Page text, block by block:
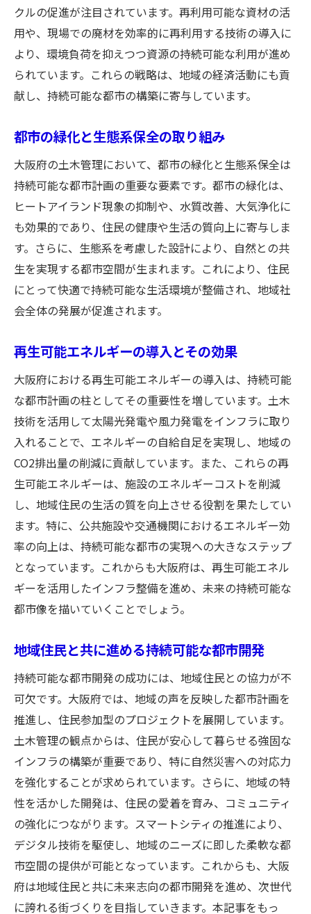
クルの促進が注目されています。再利用可能な資材の活
用や、現場での廃材を効率的に再利用する技術の導入に
より、環境負荷を抑えつつ資源の持続可能な利用が進め
られています。これらの戦略は、地域の経済活動にも貢
献し、持続可能な都市の構築に寄与しています。
都市の緑化と生態系保全の取り組み
大阪府の土木管理において、都市の緑化と生態系保全は
持続可能な都市計画の重要な要素です。都市の緑化は、
ヒートアイランド現象の抑制や、水質改善、大気浄化に
も効果的であり、住民の健康や生活の質向上に寄与しま
す。さらに、生態系を考慮した設計により、自然との共
生を実現する都市空間が生まれます。これにより、住民
にとって快適で持続可能な生活環境が整備され、地域社
会全体の発展が促進されます。
再生可能エネルギーの導入とその効果
大阪府における再生可能エネルギーの導入は、持続可能
な都市計画の柱としてその重要性を増しています。土木
技術を活用して太陽光発電や風力発電をインフラに取り
入れることで、エネルギーの自給自足を実現し、地域の
CO2排出量の削減に貢献しています。また、これらの再
生可能エネルギーは、施設のエネルギーコストを削減
し、地域住民の生活の質を向上させる役割を果たしてい
ます。特に、公共施設や交通機関におけるエネルギー効
率の向上は、持続可能な都市の実現への大きなステップ
となっています。これからも大阪府は、再生可能エネル
ギーを活用したインフラ整備を進め、未来の持続可能な
都市像を描いていくことでしょう。
地域住民と共に進める持続可能な都市開発
持続可能な都市開発の成功には、地域住民との協力が不
可欠です。大阪府では、地域の声を反映した都市計画を
推進し、住民参加型のプロジェクトを展開しています。
土木管理の観点からは、住民が安心して暮らせる強固な
インフラの構築が重要であり、特に自然災害への対応力
を強化することが求められています。さらに、地域の特
性を活かした開発は、住民の愛着を育み、コミュニティ
の強化につながります。スマートシティの推進により、
デジタル技術を駆使し、地域のニーズに即した柔軟な都
市空間の提供が可能となっています。これからも、大阪
府は地域住民と共に未来志向の都市開発を進め、次世代
に誇れる街づくりを目指していきます。本記事をもっ